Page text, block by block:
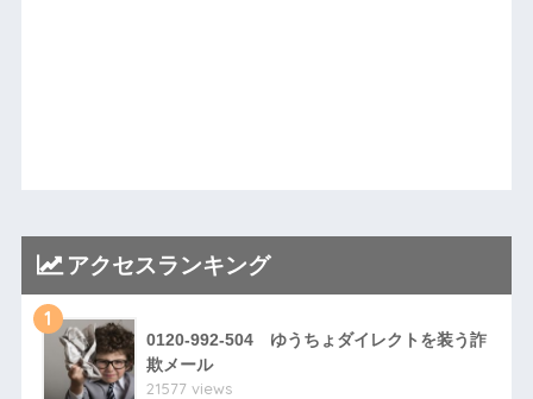
アクセスランキング
1
0120-992-504 ゆうちょダイレクトを装う詐
欺メール
21577 views